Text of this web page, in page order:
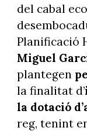
del cabal
Planificació
Miguel
plantegen
la finalitat d’
la dotació
reg, tenint